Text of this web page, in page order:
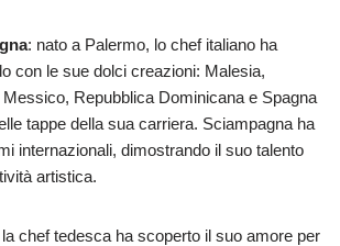
: nato a Palermo, lo chef italiano ha
con le sue dolci creazioni: Malesia,
Repubblica Dominicana e Spagna
tappe della sua carriera. Sciampagna ha
internazionali, dimostrando il suo talento
artistica.
la chef tedesca ha scoperto il suo amore per